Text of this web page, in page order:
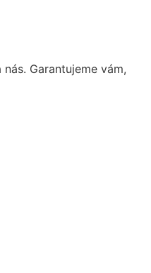
Garantujeme vám,